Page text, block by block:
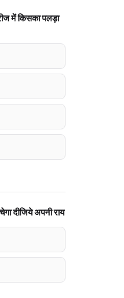
में किसका पलड़ा
दीजिये अपनी राय